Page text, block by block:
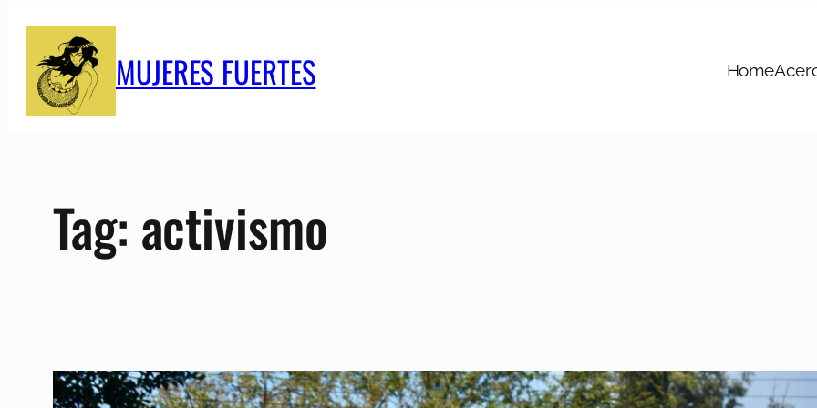
content
MUJERES FUERTES Home
Tag: activismo